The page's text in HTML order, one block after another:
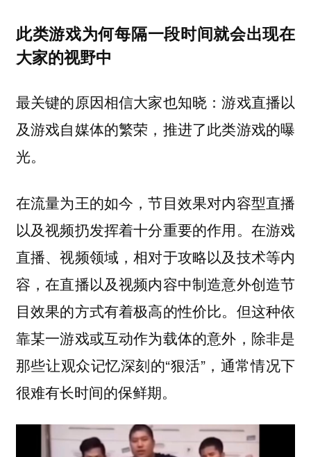
此类游戏为何每隔一段时间就会出现在
大家的视野中
最关键的原因相信大家也知晓：游戏直播以
及游戏自媒体的繁荣，推进了此类游戏的曝
光。
在流量为王的如今，节目效果对内容型直播
以及视频扔发挥着十分重要的作用。在游戏
直播、视频领域，相对于攻略以及技术等内
容，在直播以及视频内容中制造意外创造节
目效果的方式有着极高的性价比。但这种依
靠某一游戏或互动作为载体的意外，除非是
那些让观众记忆深刻的“狠活”，通常情况下
很难有长时间的保鲜期。